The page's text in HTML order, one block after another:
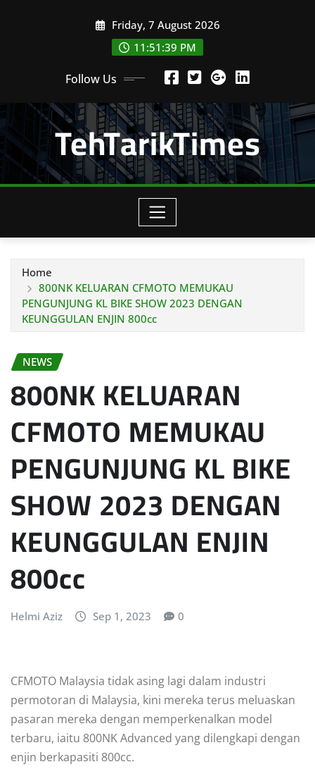
Friday, 7 August 2026
11:51:40 PM
Follow Us
TehTarikTimes
Home
800NK KELUARAN CFMOTO MEMUKAU
PENGUNJUNG KL BIKE SHOW 2023 DENGAN
KEUNGGULAN ENJIN 800cc
NEWS
800NK KELUARAN
CFMOTO MEMUKAU
PENGUNJUNG KL BIKE
SHOW 2023 DENGAN
KEUNGGULAN ENJIN
800cc
Helmi Aziz Sep 1, 2023 0
CFMOTO Malaysia tidak asing lagi dalam industri
permotoran di Malaysia, kini mereka terus meluaskan
pasaran mereka dengan memperkenalkan model
terbaru, iaitu 800NK Advanced yang dilengkapi dengan
enjin berkapasiti 800cc.